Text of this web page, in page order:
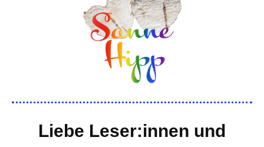
Liebe Leser:innen und